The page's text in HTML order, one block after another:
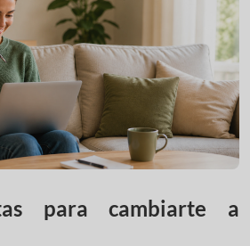
para cambiarte a